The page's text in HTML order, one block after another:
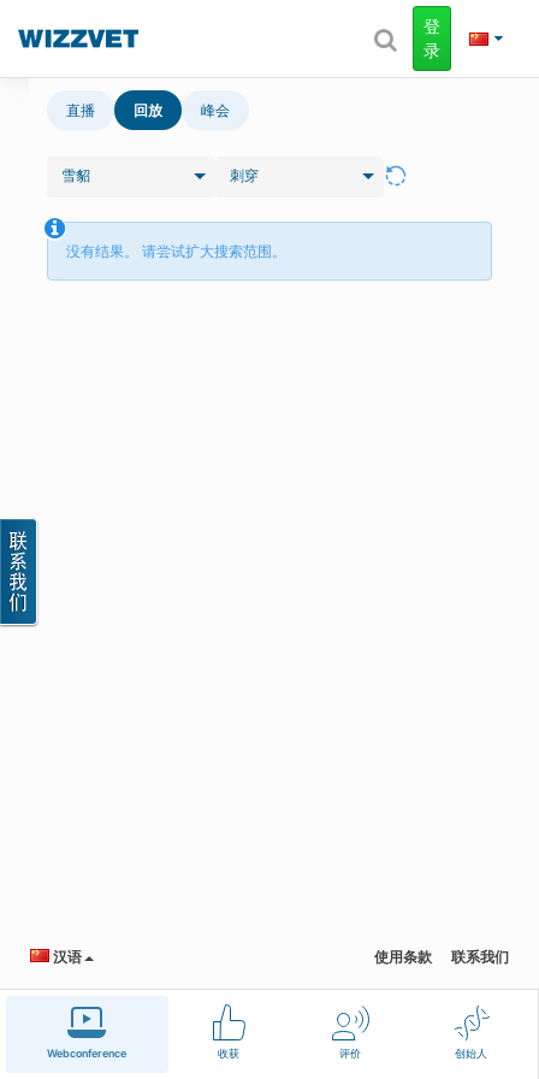
Webconference 收获 评价 创始人
登
录
直播 回放 峰会
雪貂 刺穿
没有结果。 请尝试扩大搜索范围。
汉语 使用条款 联系我们